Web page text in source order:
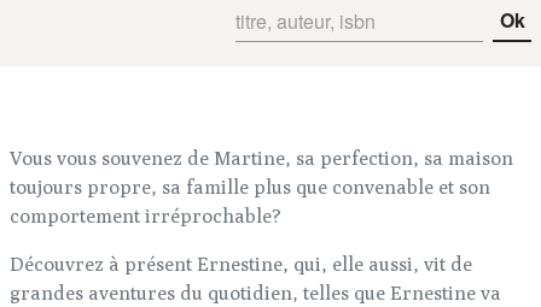
Ok
Vous vous souvenez de Martine, sa perfection, sa maison
toujours propre, sa famille plus que convenable et son
comportement irréprochable?
Découvrez à présent Ernestine, qui, elle aussi, vit de
grandes aventures du quotidien, telles que Ernestine va